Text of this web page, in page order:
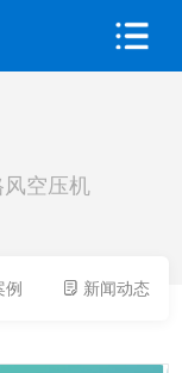
空压机
例 新闻动态